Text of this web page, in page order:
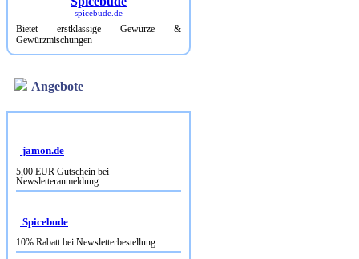
Bietet erstklassige Gewürze &
Gewürzmischungen
5,00 EUR Gutschein bei
Newsletteranmeldung
Spicebude
Klinik Bondage